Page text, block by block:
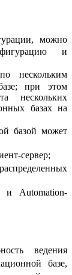
можно
и
нескольким
при этом
нескольких
базах на
базой может
сервер;
и Automation-
ведения
базе,